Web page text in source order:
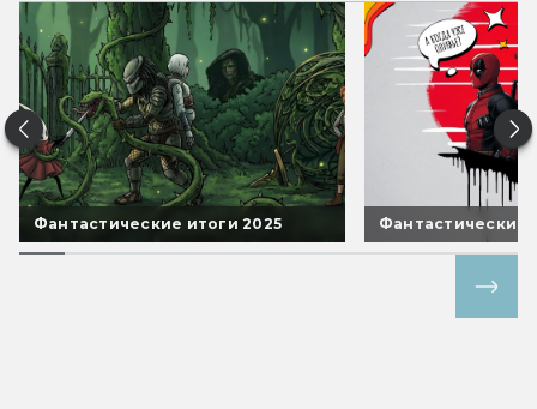
Фантастические итоги 2025 Фантастические